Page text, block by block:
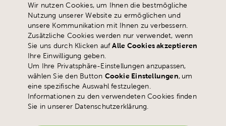
T+41 41 859 05 90
info@phsz.ch
Wir nutzen Cookies, um Ihnen die bestmögliche
Nutzung unserer Website zu ermöglichen und
unsere Kommunikation mit Ihnen zu verbessern.
Zusätzliche Cookies werden nur verwendet, wenn
Sie uns durch Klicken aufAlle Cookies akzeptieren
Ihre Einwilligung geben.
Um Ihre Privatsphäre-Einstellungen anzupassen,
wählen Sie den Button Cookie Einstellungen, um
eine spezifische Auswahl festzulegen.
Informationen zu den verwendeten Cookies finden
Sie in unserer Datenschutzerklärung.